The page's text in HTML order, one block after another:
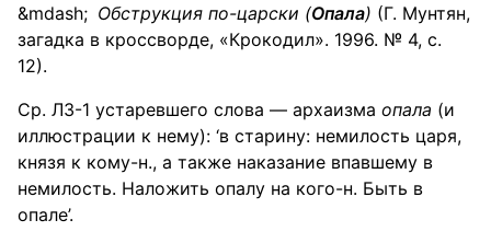
Обструкция по-царски (Опала) (Г. Мунтян,
загадка в кроссворде, «Крокодил». 1996. № 4, с.
12).
Ср. ЛЗ-1 устаревшего слова — архаизма опала (и
иллюстрации к нему): ‘в старину: немилость царя,
князя к кому-н., а также наказание впавшему в
немилость. Наложить опалу на кого-н. Быть в
опале’.